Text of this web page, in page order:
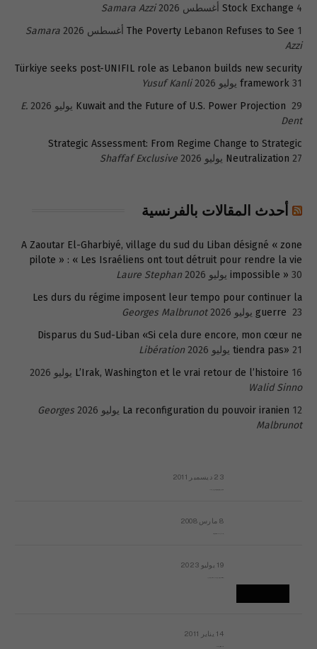
Stock Exchange 4 أغسطس 2026
Samara Azzi
The Poverty Lebanon Refuses to See 1 أغسطس 2026
Samara
Azzi
Türkiye seeks post-UNIFIL role as Lebanon builds new security
framework 31 يوليو 2026
Yusuf Kanli
Kuwait and the Future of U.S. Power Projection 29 يوليو 2026
E.
Dent
Strategic Assessment: From Regime Change to Strategic
Neutralization 27 يوليو 2026 Shaffaf Exclusive
أحدث المقالات بالفرنسية
A Zaoutar El-Gharbiyé, village du sud du Liban désigné « zone
pilote » : « Les Israéliens ont tout détruit pour rendre la vie
impossible » 30 يوليو 2026
Laure Stephan
Les durs du régime imposent leur tempo pour continuer la
guerre 23 يوليو 2026
Georges Malbrunot
Disparus du Sud-Liban «Si cela dure encore, mon cœur ne
tiendra pas» 21 يوليو 2026
Libération
L’Irak, Washington et le vrai retour de l’histoire 16 يوليو 2026
Walid Sinno
La reconfiguration du pouvoir iranien 12 يوليو 2026
Georges
Malbrunot
23 ديسمبر 2011
8 مارس 2008
19 يوليو 2023
14 يناير 2011